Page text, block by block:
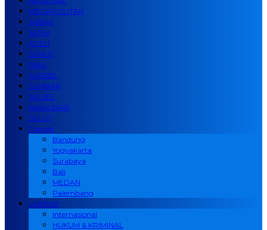
MEGAPOLITAN
JABAR
JATIM
ACEH
SUMUT
RIAU
SUMSEL
SUMBAR
SULSEL
MAKASSAR
SULUT
Daerah
Bandung
Yogyakarta
Surabaya
Bali
MEDAN
Palembang
LAINNYA
Internasional
HUKUM & KRIMINAL